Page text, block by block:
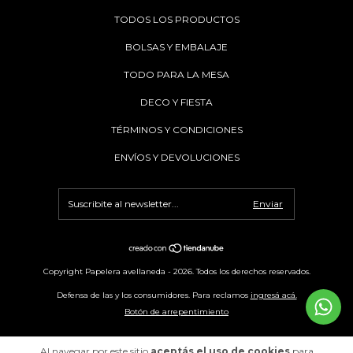
TODOS LOS PRODUCTOS
BOLSAS Y EMBALAJE
TODO PARA LA MESA
DECO Y FIESTA
TÉRMINOS Y CONDICIONES
ENVÍOS Y DEVOLUCIONES
Copyright Papelera avellaneda - 2026. Todos los derechos reservados.
Defensa de las y los consumidores. Para reclamos ingresá acá.
Botón de arrepentimiento